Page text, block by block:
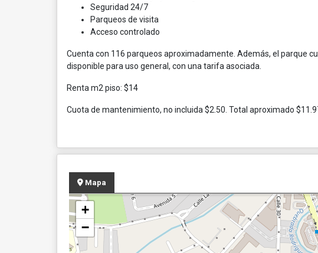
Seguridad 24/7
Parqueos de visita
Acceso controlado
Cuenta con 116 parqueos aproximadamente. Además, el parque
disponible para uso general, con una tarifa asociada.
Renta m2 piso: $14
Cuota de mantenimiento, no incluida $2.50. Total aproximado
Mapa
+
−